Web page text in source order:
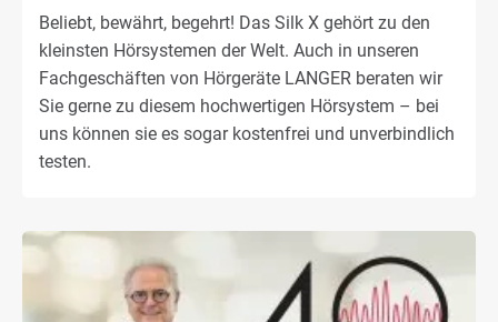
Beliebt, bewährt, begehrt! Das Silk X gehört zu den
kleinsten Hörsystemen der Welt. Auch in unseren
Fachgeschäften von Hörgeräte LANGER beraten wir
Sie gerne zu diesem hochwertigen Hörsystem – bei
uns können sie es sogar kostenfrei und unverbindlich
testen.